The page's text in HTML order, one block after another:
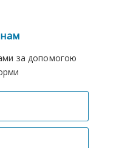
за допомогою